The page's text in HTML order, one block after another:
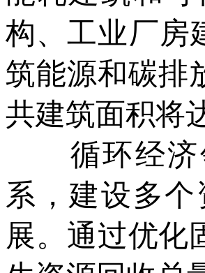
构、工业厂房
筑能源和碳排
共建筑面积将
循环经济领
系，建设多
展。通过优化